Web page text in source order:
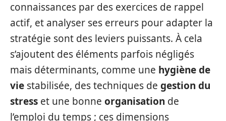
connaissances par des exercices de rappel
actif, et analyser ses erreurs pour adapter la
stratégie sont des leviers puissants. À cela
s’ajoutent des éléments parfois négligés
mais déterminants, comme une hygiène de
vie stabilisée, des techniques de gestion du
stress et une bonne organisation de
l’emploi du temps ; ces dimensions